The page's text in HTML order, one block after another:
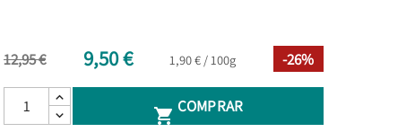
12,95 € 9,50 € 1,90 € / 100g -26%
 COMPRAR